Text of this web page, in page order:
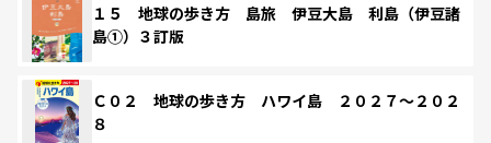
１５ 地球の歩き方 島旅 伊豆大島 利島（伊豆諸
島①）３訂版
Ｃ０２ 地球の歩き方 ハワイ島 ２０２７～２０２
８